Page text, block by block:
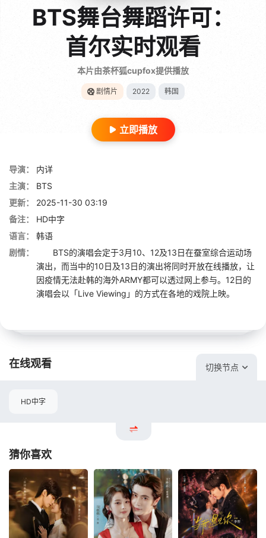
BTS舞台舞蹈许可：
首尔实时观看
本片由茶杯狐cupfox提供播放
剧情片 2022 韩国
立即播放
导演：
内详
主演：
BTS
更新：
2025-11-30 03:19
备注：
HD中字
语言：
韩语
剧情：
BTS的演唱会定于3月10、12及13日在蚕室综合运动场
演出，而当中的10日及13日的演出将同时开放在线播放，让
因疫情无法赴韩的海外ARMY都可以透过网上参与。12日的
演唱会以「Live Viewing」的方式在各地的戏院上映。
在线观看 切换节点
HD中字
猜你喜欢